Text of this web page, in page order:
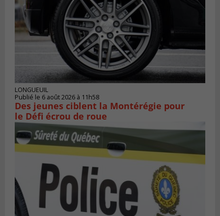
LONGUEUIL
Publié le 6 août 2026 à 11h58
Des jeunes ciblent la Montérégie pour
le Défi écrou de roue